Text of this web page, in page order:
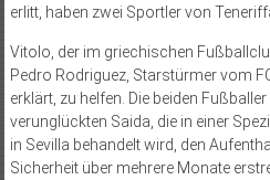
erlitt, haben zwei Sportler von
Vitolo, der im griechischen
Pedro Rodriguez, Starstürmer vom
erklärt, zu helfen. Die beiden
verunglückten Saida, die in einer
in Sevilla behandelt wird, den
Sicherheit über mehrere Monate